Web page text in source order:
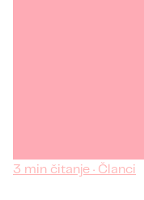
3 min čitanje · Članci